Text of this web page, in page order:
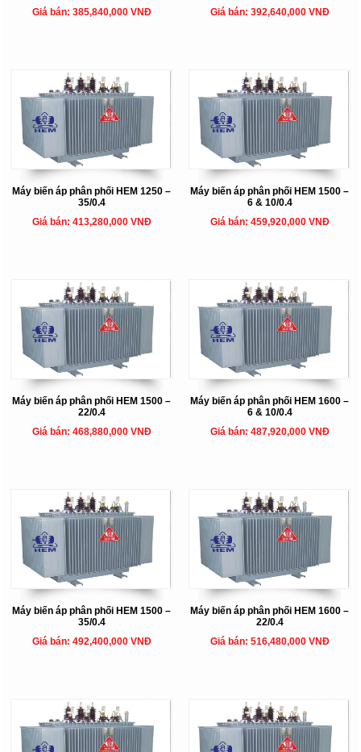
Giá bán: 385,840,000 VNĐ
Giá bán: 392,640,000 VNĐ
Máy biến áp phân phối HEM 1250 –
35/0.4
Giá bán: 413,280,000 VNĐ
Máy biến áp phân phối HEM 1500 –
6 & 10/0.4
Giá bán: 459,920,000 VNĐ
Máy biến áp phân phối HEM 1500 –
22/0.4
Giá bán: 468,880,000 VNĐ
Máy biến áp phân phối HEM 1600 –
6 & 10/0.4
Giá bán: 487,920,000 VNĐ
Máy biến áp phân phối HEM 1500 –
35/0.4
Giá bán: 492,400,000 VNĐ
Máy biến áp phân phối HEM 1600 –
22/0.4
Giá bán: 516,480,000 VNĐ